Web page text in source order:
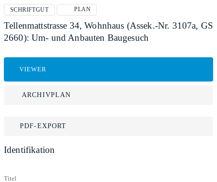
SCHRIFTGUT PLAN
Tellenmattstrasse 34, Wohnhaus (Assek.-Nr. 3107a, GS
2660): Um- und Anbauten Baugesuch
VIEWER
ARCHIVPLAN
PDF-EXPORT
Identifikation
Titel